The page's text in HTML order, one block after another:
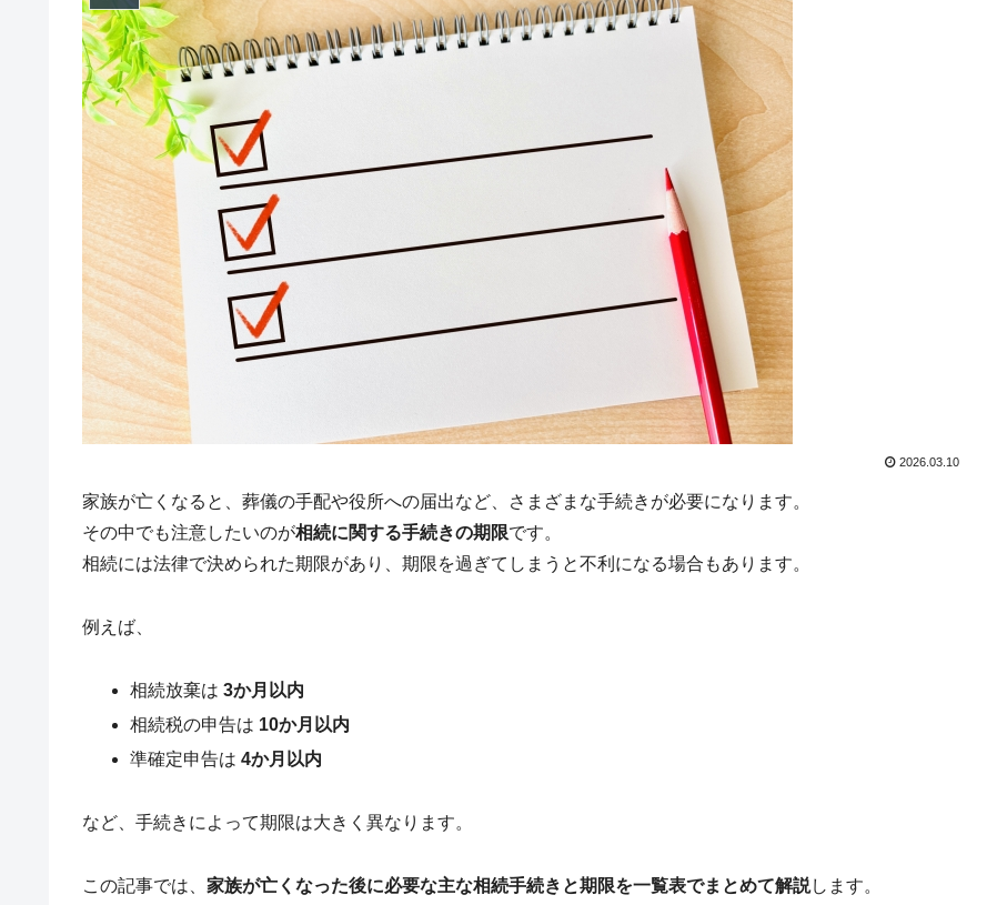
2026.03.10
家族が亡くなると、葬儀の手配や役所への届出など、さまざまな手続きが必要になります。
その中でも注意したいのが相続に関する手続きの期限です。
相続には法律で決められた期限があり、期限を過ぎてしまうと不利になる場合もあります。
例えば、
相続放棄は3か月以内
相続税の申告は 10か月以内
準確定申告は4か月以内
など、手続きによって期限は大きく異なります。
この記事では、 家族が亡くなった後に必要な主な相続手続きと期限を一覧表でまとめて解説します。